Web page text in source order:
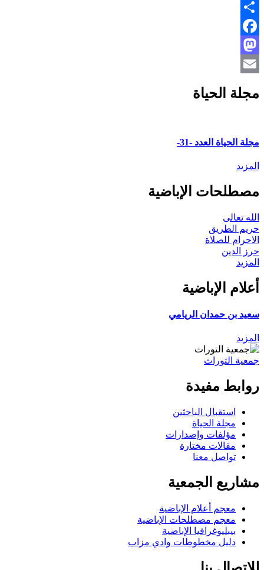
Share
Facebook
Mastodon
مجلة الحياة
مجلة الحياة العدد -31-
المزيد
مصطلحات الإباضية
الله تعالى
حريم الطريق
الاحرام للصلاة
حرز الدين
المزيد
أعلام الإباضية
سعيد بن حمدان الريامي
المزيد
جمعية التوراث
روابط مفيدة
استقبال الباحثين
مجلة الحياة
مؤلفات وإصدارات
مقالات مختارة
تواصل معنا
مشاريع الجمعية
معجم أعلام الإباضية
معجم مصطلحات الإباضية
بيبليوغرافيا الإباضية
دليل مخطوطات وادي مزاب